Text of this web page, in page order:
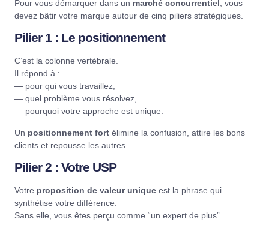
Pour vous démarquer dans un marché concurrentiel
, vous
devez bâtir votre marque autour de cinq piliers stratégiques.
Pilier 1 : Le positionnement
C’est la colonne vertébrale.
Il répond à :
— pour qui vous travaillez,
— quel problème vous résolvez,
— pourquoi votre approche est unique.
Un positionnement fort élimine la confusion, attire les bons
clients et repousse les autres.
Pilier 2 : Votre USP
Votre proposition de valeur unique est la phrase qui
synthétise votre différence.
Sans elle, vous êtes perçu comme “un expert de plus”.